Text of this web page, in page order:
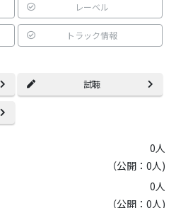
レーベル
トラック情報
試聴
0人
（公開：0人)
0人
（公開：0人)